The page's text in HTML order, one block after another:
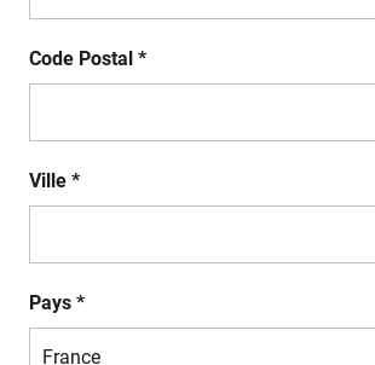
Code Postal *
Ville *
Pays *